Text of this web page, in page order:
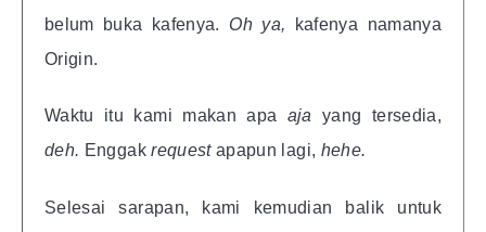
belum buka kafenya. Oh ya,
kafenya namanya
Origin.
Waktu itu kami makan apa ajayang tersedia,
deh. Enggakrequestapapun lagi, hehe.
Selesai sarapan, kami kemudian balik untuk